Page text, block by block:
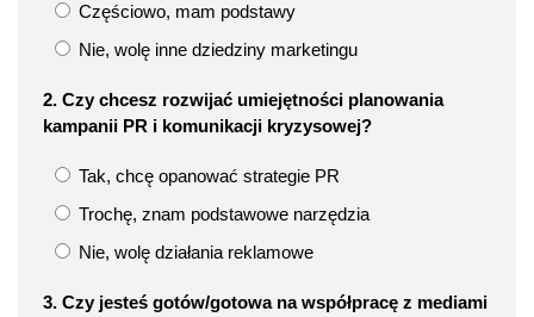
Częściowo, mam podstawy
Nie, wolę inne dziedziny marketingu
2. Czy chcesz rozwijać umiejętności planowania
kampanii PR i komunikacji kryzysowej?
Tak, chcę opanować strategie PR
Trochę, znam podstawowe narzędzia
Nie, wolę działania reklamowe
3. Czy jesteś gotów/gotowa na współpracę z mediami